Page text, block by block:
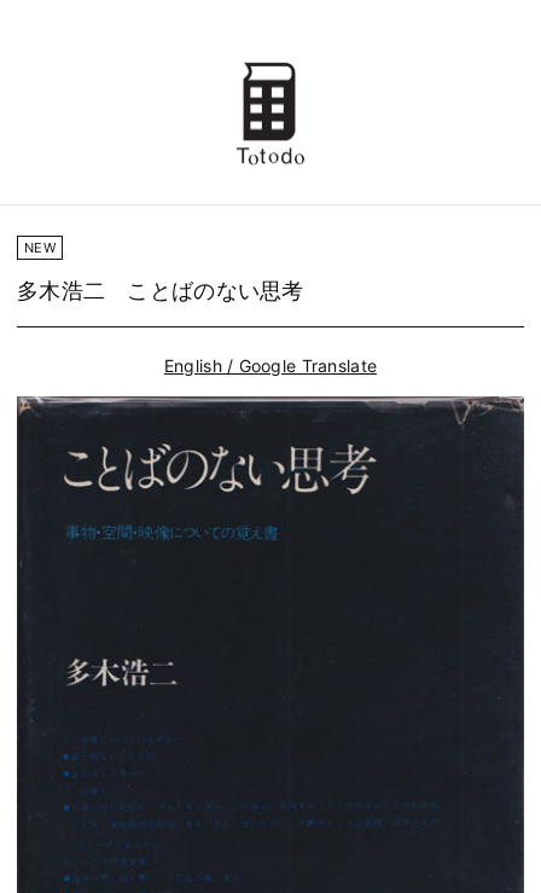
NEW
多木浩二 ことばのない思考
English / Google Translate